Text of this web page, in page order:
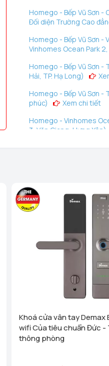
khóa cửa vân tay
kém chất lượng bạn hãy liên
Homego - Bếp Vũ Sơn -
Đối diện Trường Cao
Homego - Bếp Vũ Sơn -
Vinhomes Ocean Park
Homego - Bếp Vũ Sơn -
Hải, TP. Hạ Long)
Homego - Bếp Vũ Sơn -
phúc)
Xem chi tiết
Homego - Vinhomes
3, Văn Giang, Hưng Yên)
Homego - Ngô Quyền -
Homego - Bếp Vũ Sơn -
Trấn Sơn Dương, Huyện
Homego - Bếp Vũ Sơn
- P Lam Sơn - TP Thanh
Homego - Bếp Vũ Sơn
Nông Cống, Thanh Hóa)
Xem chi tiết
Homego - Bếp Vũ Sơn -
(cạnh cà phê Bách Viên)
Homego - Bếp Vũ Sơn -
Khoá cửa vân tay Demax
wifi Của tiêu chuẩn Đức -
thông phòng